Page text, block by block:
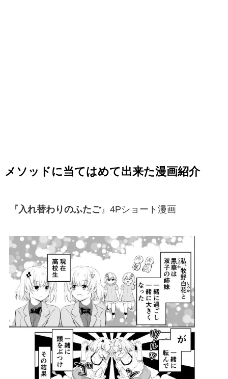
メソッドに当てはめて出来た漫画紹介
『入れ替わりのふたご』4Pショート漫画